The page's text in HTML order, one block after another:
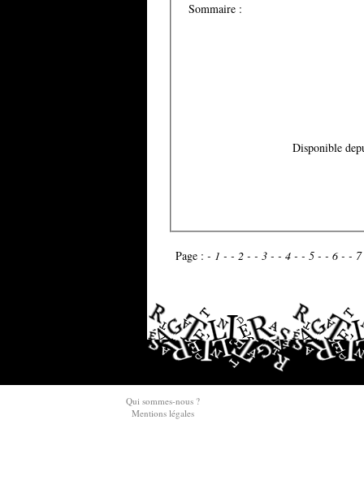
Sommaire :
Disponible
Page : - 1 - - 2 - - 3 - - 4 - - 5 - - 6 - -
Qui sommes-nous ?
Mentions légales